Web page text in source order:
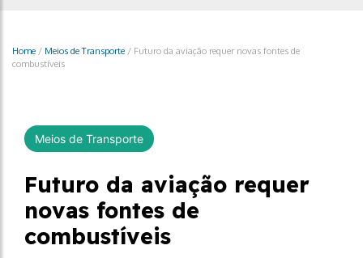
Home / Meios de Transporte / Futuro da aviação requer novas fontes de
combustíveis
Meios de Transporte
Futuro da aviação requer
novas fontes de
combustíveis